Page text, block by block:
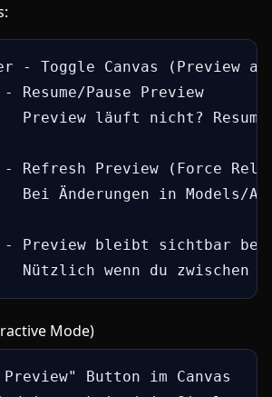
- Toggle Canvas (Preview
Resume/Pause Preview
Preview läuft nicht? Resume
Refresh Preview (Force
Bei Änderungen in Models/
Preview bleibt sichtbar
Nützlich wenn du zwischen
Mode)
Button im Canvas